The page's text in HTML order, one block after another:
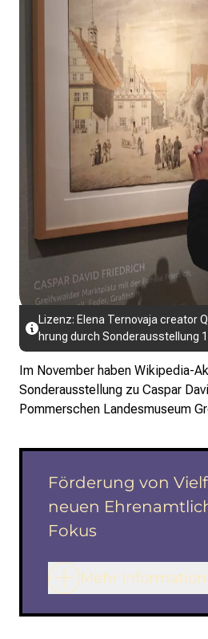
Lizenz: Elena Ternovaja creator
hrung durch Sonderausstellung 1
Im November haben Wikipedia-
Sonderausstellung zu Caspar
Pommerschen Landesmuseum
Förderung von
neuen
Fokus
Mehr